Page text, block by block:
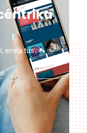
envía tus